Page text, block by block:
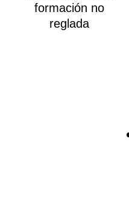
formación no
reglada